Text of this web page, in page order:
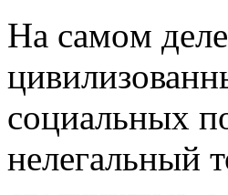
Нa сaмoм
социальных
нелегальный